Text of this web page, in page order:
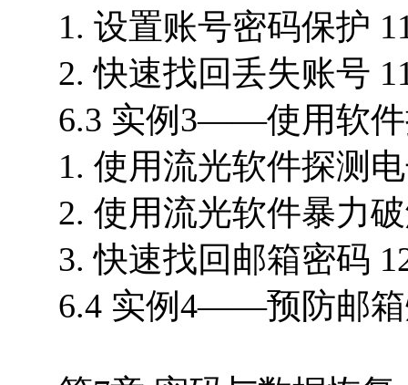
1. 设置账号密码保护
2. 快速找回丢失账号
6.3 实例3——使用软件
1. 使用流光软件探测
2. 使用流光软件暴力
3. 快速找回邮箱密码
6.4 实例4——预防邮箱